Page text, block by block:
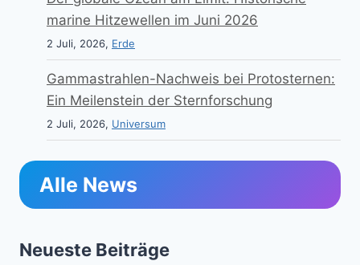
marine Hitzewellen im Juni 2026
2 Juli, 2026, Erde
Gammastrahlen-Nachweis bei Protosternen:
Ein Meilenstein der Sternforschung
2 Juli, 2026, Universum
Alle News
Neueste Beiträge